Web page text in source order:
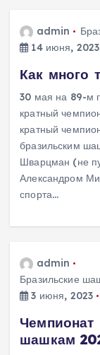
admin
14 июня, 2023
Как много
30 мая на 89-м
кратный
кратный
бразильским
Шварцман (не
Александром
спорта…
admin
Бразильские
3 июня, 2023
Чемпионат
шашкам